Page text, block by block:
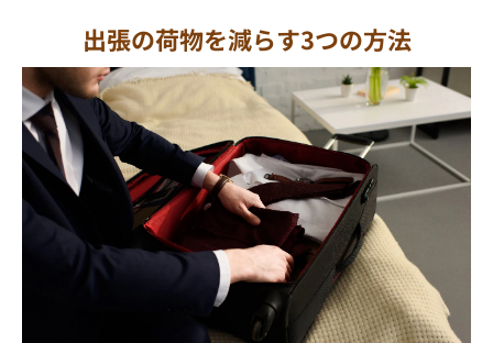
出張の荷物を減らす3つの方法